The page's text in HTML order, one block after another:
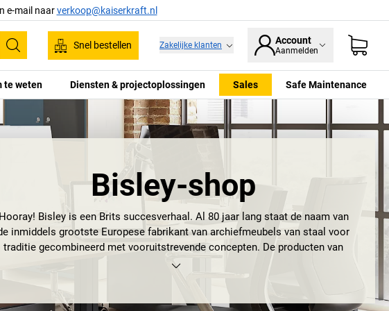
e-mail naarverkoop@kaiserkraft.nl
Zoeken
Snel bestellen Zakelijke klanten Account
Aanmelden
te weten Diensten & projectoplossingen Sales Safe Maintenance
Bisley-shop
Hooray! Bisley is een Brits succesverhaal. Al 80 jaar lang staat de naam van
inmiddels grootste Europese fabrikant van archiefmeubels van staal voor
traditie gecombineerd met vooruitstrevende concepten. De producten van
Bisley combineren daarbij technische innovaties, design en functionaliteit zo
tijdloos en dynamisch met elkaar, dat een kantoor tot leefruimte wordt. Wie al
kast, hangmappenkast van Bisley
zijn kantoor gehad heeft, weet waar we het over hebben. De archiefmeubels